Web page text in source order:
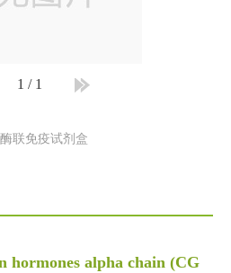
1 / 1
联免疫试剂盒
hormones alpha chain (CG